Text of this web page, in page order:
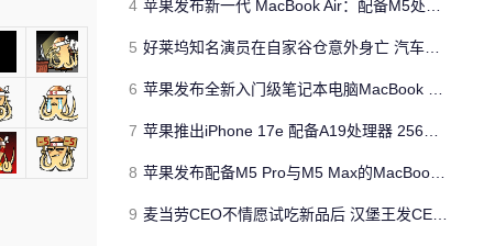
4 苹果发布新一代 MacBook Air：配备M5处理器 性能、存储与 AI 全面升级 ​
5 好莱坞知名演员在自家谷仓意外身亡 汽车搭电时突然自燃
6 苹果发布全新入门级笔记本电脑MacBook Neo 起售价599美元
7 苹果推出iPhone 17e 配备A19处理器 256GB容量起步 刘海屏依旧
8 苹果发布配备M5 Pro与M5 Max的MacBook Pro 本地AI能力再升级 ​
9 麦当劳CEO不情愿试吃新品后 汉堡王发CEO狠咬皇堡视频借势营销